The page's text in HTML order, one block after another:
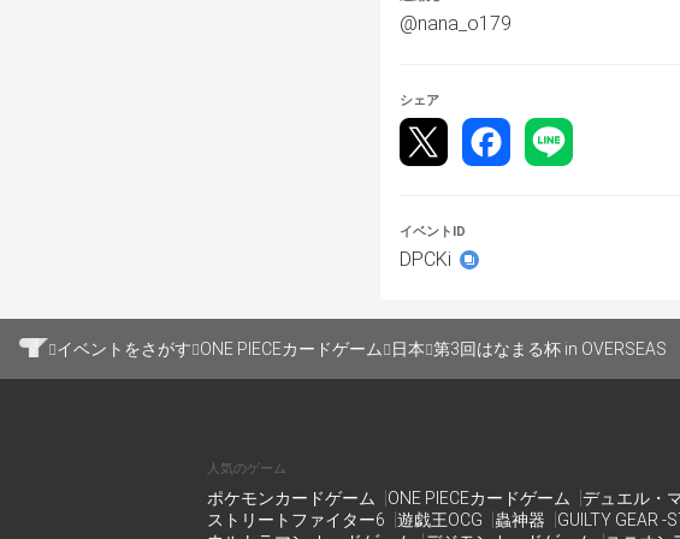
推奨します。）
○会場
OVERSEAS 様
KAJIHARAビル　2階
同色同名リーダー被り×
チーム内の色被り×
@nana_o179
シェア
イベントID
DPCKi
イベントをさがす ONE PIECEカードゲーム 日本 第3回はなまる杯 in OVERSEAS
人気のゲーム
ポケモンカードゲーム ONE PIECEカードゲーム デュエル・
ストリートファイター6
遊戯王OCG 蟲神器 GUILTY GEAR -